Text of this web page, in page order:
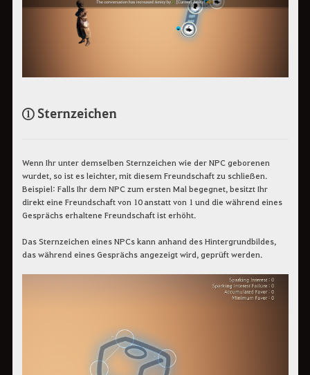
① Sternzeichen
Wenn Ihr unter demselben Sternzeichen wie der NPC geborenen
wurdet, so ist es leichter, mit diesem Freundschaft zu schließen.
Beispiel: Falls Ihr dem NPC zum ersten Mal begegnet, besitzt Ihr
direkt eine Freundschaft von 10 anstatt von 1 und die während eines
Gesprächs erhaltene Freundschaft ist erhöht.
Das Sternzeichen eines NPCs kann anhand des Hintergrundbildes,
das während eines Gesprächs angezeigt wird, geprüft werden.